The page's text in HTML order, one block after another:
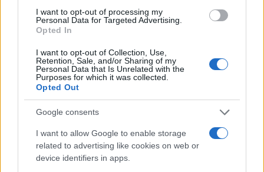
I want to opt-out of processing my
Personal Data for Targeted Advertising.
Opted In
I want to opt-out of Collection, Use,
Retention, Sale, and/or Sharing of my
Personal Data that Is Unrelated with the
Purposes for which it was collected.
Opted Out
Google consents
I want to allow Google to enable storage
related to advertising like cookies on web or
device identifiers in apps.
trimestre 2026
Edoardo Marchesi · 4 Ago 2026
NEWS